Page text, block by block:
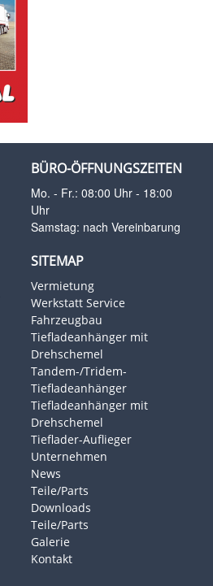
BÜRO-ÖFFNUNGSZEITEN
Mo. - Fr.: 08:00 Uhr - 18:00
Uhr
Samstag: nach Vereinbarung
SITEMAP
Vermietung
Werkstatt Service
Fahrzeugbau
Tiefladeanhänger mit
Drehschemel
Tandem-/Tridem-
Tiefladeanhänger
Tiefladeanhänger mit
Drehschemel
Tieflader-Auflieger
Unternehmen
News
Teile/Parts
Downloads
Teile/Parts
Galerie
Kontakt